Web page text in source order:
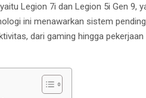
Legion 7i dan Legion 5i Gen 9,
ini menawarkan sistem
dari gaming hingga